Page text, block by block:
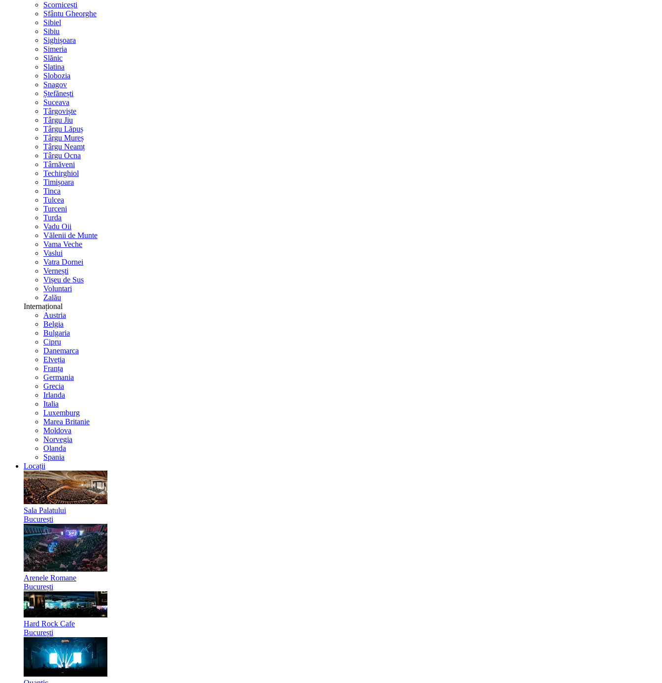
Scornicești
Sfântu Gheorghe
Sibiel
Sibiu
Sighișoara
Simeria
Slănic
Slatina
Slobozia
Snagov
Ștefănești
Suceava
Târgoviște
Târgu Jiu
Târgu Lăpuș
Târgu Mureș
Târgu Neamț
Târgu Ocna
Târnăveni
Techirghiol
Timișoara
Tinca
Tulcea
Turceni
Turda
Vadu Oii
Vălenii de Munte
Vama Veche
Vaslui
Vatra Dornei
Vernești
Vișeu de Sus
Voluntari
Zalău
Internațional
Austria
Belgia
Bulgaria
Cipru
Danemarca
Elveția
Franța
Germania
Grecia
Irlanda
Italia
Luxemburg
Marea Britanie
Moldova
Norvegia
Olanda
Spania
Locații
Sala Palatului
București
Arenele Romane
București
Hard Rock Cafe
București